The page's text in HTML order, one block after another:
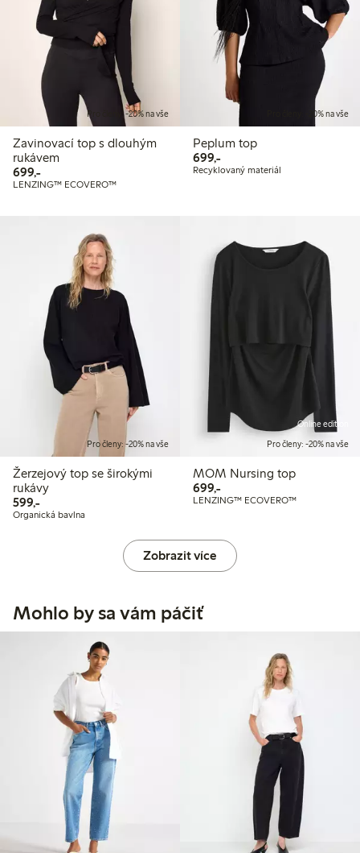
Pro členy: -20% na vše
Zavinovací top s dlouhým
rukávem
699,-699,00 Kč
LENZING™ ECOVERO™
Pro členy: -20% na vše
Peplum top
699,-699,00 Kč
Recyklovaný materiál
Pro členy: -20% na vše
Žerzejový top se širokými
rukávy
599,-599,00 Kč
Organická bavlna
Online edition
Pro členy: -20% na vše
MOM Nursing top
699,-699,00 Kč
LENZING™ ECOVERO™
Zobrazit více
Mohlo by sa vám páčiť